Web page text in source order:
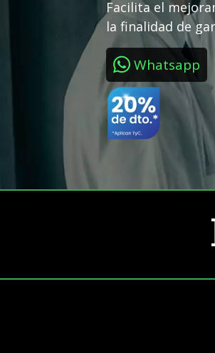
Facilita el
la finalidad de
Whatsapp